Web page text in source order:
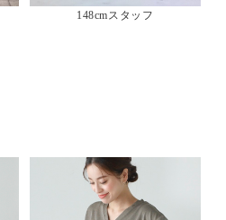
148cmスタッフ